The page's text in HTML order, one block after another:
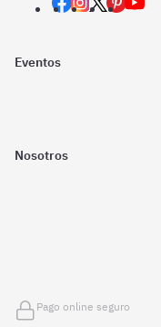
Eventos
Nosotros
Pago online seguro